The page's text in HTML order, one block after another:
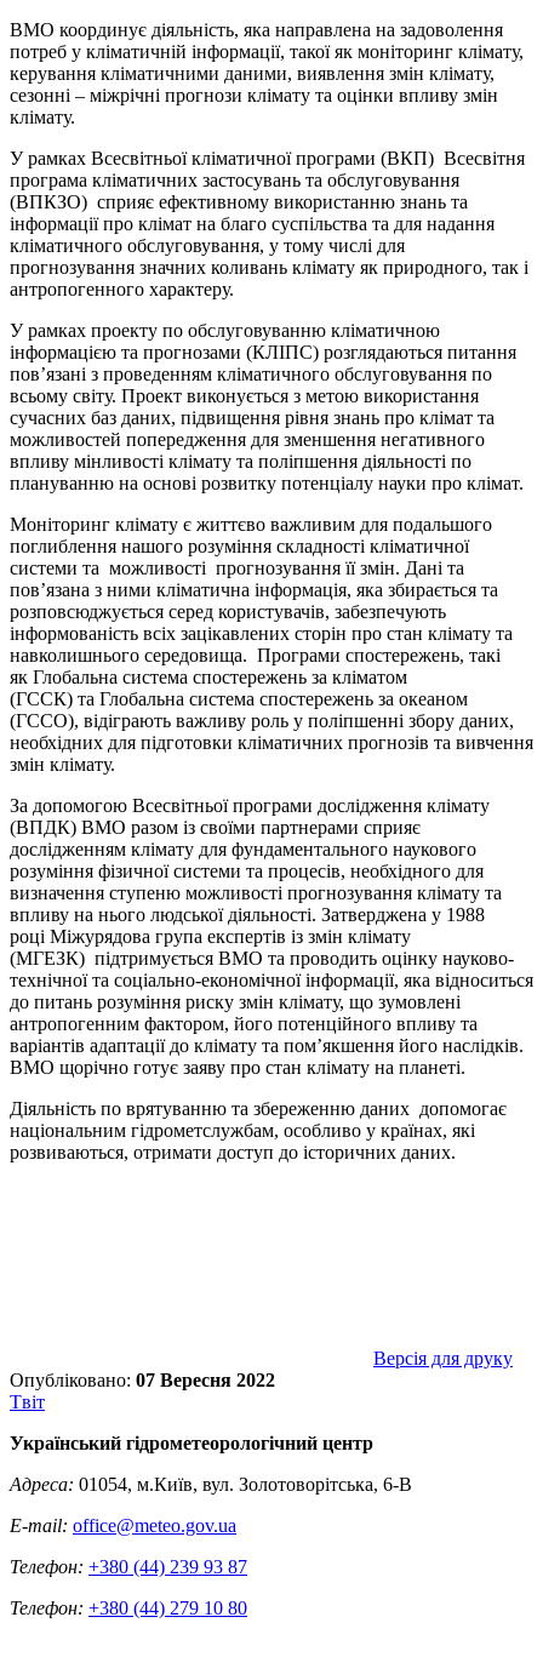
ВМО координує діяльність, яка направлена на задоволення
потреб у кліматичній інформації, такої як моніторинг клімату,
керування кліматичними даними, виявлення змін клімату,
сезонні – міжрічні прогнози клімату та оцінки впливу змін
клімату.
У рамках Всесвітньої кліматичної програми (ВКП) Всесвітня
програма кліматичних застосувань та обслуговування
(ВПКЗО) сприяє ефективному використанню знань та
інформації про клімат на благо суспільства та для надання
кліматичного обслуговування, у тому числі для
прогнозування значних коливань клімату як природного, так і
антропогенного характеру.
У рамках проекту по обслуговуванню кліматичною
інформацією та прогнозами (КЛІПС) розглядаються питання
пов’язані з проведенням кліматичного обслуговування по
всьому світу. Проект виконується з метою використання
сучасних баз даних, підвищення рівня знань про клімат та
можливостей попередження для зменшення негативного
впливу мінливості клімату та поліпшення діяльності по
плануванню на основі розвитку потенціалу науки про клімат.
Моніторинг клімату є життєво важливим для подальшого
поглиблення нашого розуміння складності кліматичної
системи та можливості прогнозування її змін. Дані та
пов’язана з ними кліматична інформація, яка збирається та
розповсюджується серед користувачів, забезпечують
інформованість всіх зацікавлених сторін про стан клімату та
навколишнього середовища. Програми спостережень, такі
як Глобальна система спостережень за кліматом
(ГССК) та Глобальна система спостережень за океаном
(ГССО), відіграють важливу роль у поліпшенні збору даних,
необхідних для підготовки кліматичних прогнозів та вивчення
змін клімату.
За допомогою Всесвітньої програми дослідження клімату
(ВПДК) ВМО разом із своїми партнерами сприяє
дослідженням клімату для фундаментального наукового
розуміння фізичної системи та процесів, необхідного для
визначення ступеню можливості прогнозування клімату та
впливу на нього людської діяльності. Затверджена у 1988
році Міжурядова група експертів із змін клімату
(МГЕЗК) підтримується ВМО та проводить оцінку науково-
технічної та соціально-економічної інформації, яка відноситься
до питань розуміння риску змін клімату, що зумовлені
антропогенним фактором, його потенційного впливу та
варіантів адаптації до клімату та пом’якшення його наслідків.
ВМО щорічно готує заяву про стан клімату на планеті.
Діяльність по врятуванню та збереженню даних допомогає
національним гідрометслужбам, особливо у країнах, які
розвиваються, отримати доступ до історичних даних.
Версія для друку
Опубліковано: 07 Вересня 2022
Tвіт
Український гідрометеорологічний центр
Адреса: 01054, м.Київ, вул. Золотоворітська, 6-В
E-mail: office@meteo.gov.ua
Телефон: +380 (44) 239 93 87
Телефон: +380 (44) 279 10 80